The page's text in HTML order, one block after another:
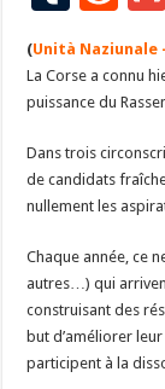
e
b
o
o
k
u
m
bl
r
d
di
t
(Unità Naziunale
La Corse a connu
puissance du
Dans trois
de candidats
nullement les
Chaque année, ce
autres…) qui
construisant des
but d’améliorer
participent à la